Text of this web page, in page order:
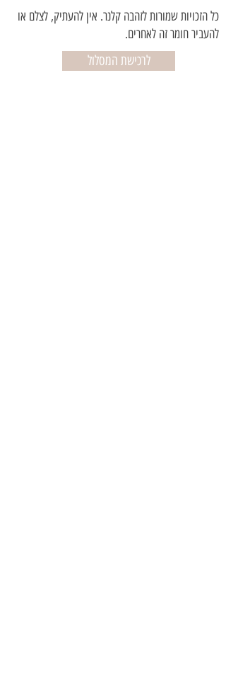
כל הזכויות שמורות לזהבה קלנר. אין להעתיק, לצלם או
להעביר חומר זה לאחרים.
לרכישת המסלול